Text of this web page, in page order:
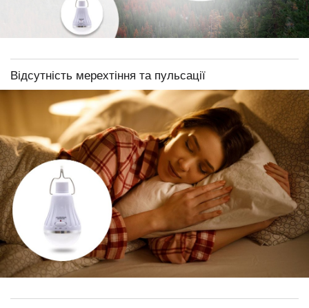
Відсутність мерехтіння та пульсації